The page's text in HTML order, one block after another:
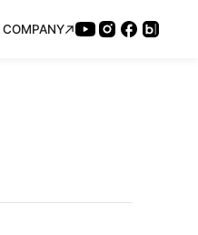
COMPANY